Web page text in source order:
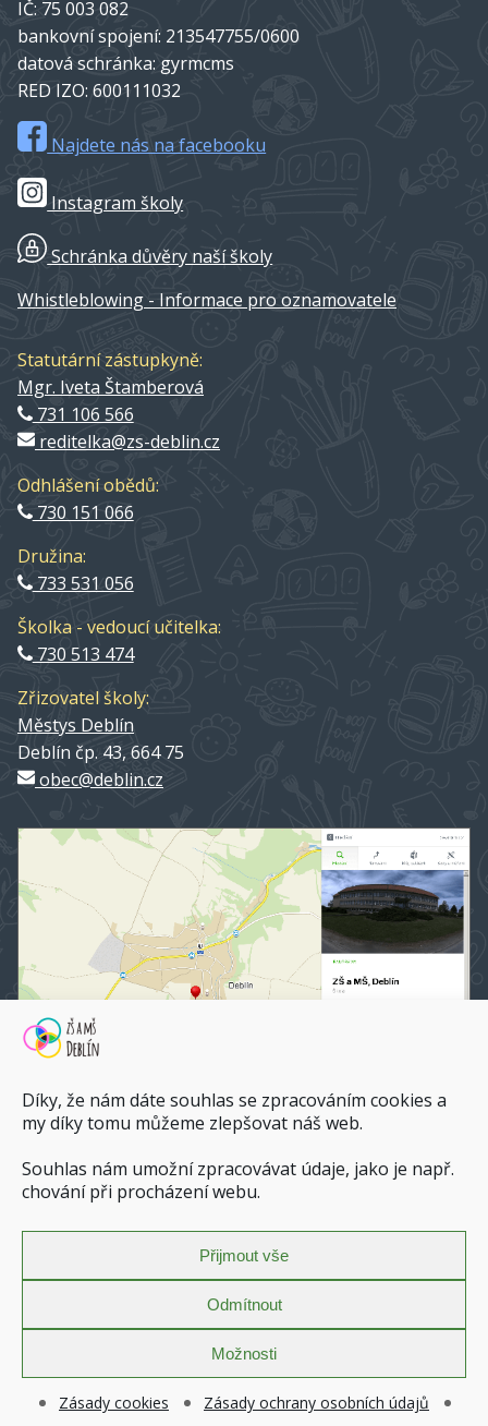
Díky, že nám dáte souhlas se zpracováním cookies a
my díky tomu můžeme zlepšovat náš web.
Souhlas nám umožní zpracovávat údaje, jako je např.
chování při procházení webu.
Přijmout vše
Odmítnout
Možnosti
Zásady cookies Zásady ochrany osobních údajů
IČ: 75 003 082
bankovní spojení: 213547755/0600
datová schránka: gyrmcms
RED IZO: 600111032
Najdete nás na facebooku
Instagram školy
Schránka důvěry naší školy
Whistleblowing - Informace pro oznamovatele
Statutární zástupkyně:
Mgr. Iveta Štamberová
731 106 566
reditelka@zs-deblin.cz
Odhlášení obědů:
730 151 066
Družina:
733 531 056
Školka - vedoucí učitelka:
730 513 474
Zřizovatel školy:
Městys Deblín
Deblín čp. 43, 664 75
obec@deblin.cz
ZŠ a MŠ Deblín na mapy.cz
Dopravní spojení do ZŠ a MŠ Deblín
Zásady ochrany osobních údajů
Prohlášení o přístupnosti
Design & Code ©vrankova.cz